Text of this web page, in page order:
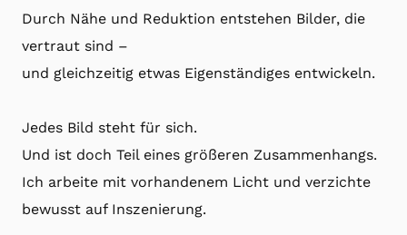
Durch Nähe und Reduktion entstehen Bilder, die
vertraut sind –
und gleichzeitig etwas Eigenständiges entwickeln.
Jedes Bild steht für sich.
Und ist doch Teil eines größeren Zusammenhangs.
Ich arbeite mit vorhandenem Licht und verzichte
bewusst auf Inszenierung.